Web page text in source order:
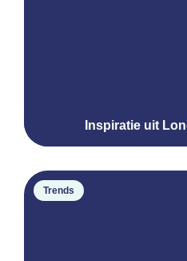
Inspiratie uit
Trends